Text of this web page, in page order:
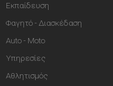
Εκπαίδευση
Φαγητό - Διασκέδαση
Auto - Moto
Υπηρεσίες
Αθλητισμός